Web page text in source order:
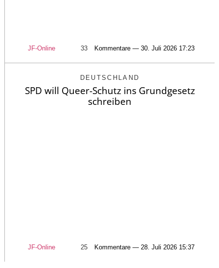
JF-Online 33 Kommentare — 30. Juli 2026 17:23
DEUTSCHLAND
SPD will Queer-Schutz ins Grundgesetz
schreiben
JF-Online 25 Kommentare — 28. Juli 2026 15:37